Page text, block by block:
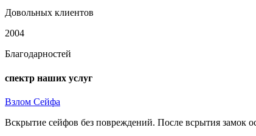
Довольных клиентов
2004
Благодарностей
спектр наших услуг
Взлом Сейфа
Вскрытие сейфов без повреждений. После всрытия замок